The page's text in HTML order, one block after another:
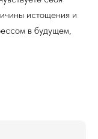
истощения и
в будущем,